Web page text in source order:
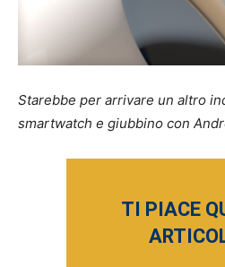
Starebbe per arrivare un altro
smartwatch e giubbino con
TI PIACE